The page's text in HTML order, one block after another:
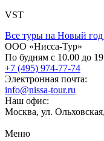
VST
Все туры на Новый год
ООО «Нисса-Тур»
По будням с 10.00 до
+7 (495) 974-77-74
Электронная почта:
info@nissa-tour.ru
Наш офис:
Москва, ул.
Меню